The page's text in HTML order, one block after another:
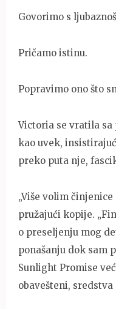
Govorimo s
Pričamo istinu.
Popravimo ono što
Victoria se vratila
kao uvek,
preko puta nje,
„Više volim
pružajući kopije.
o preseljenju mog
ponašanju dok sam
Sunlight Promise
obavešteni, sredstva